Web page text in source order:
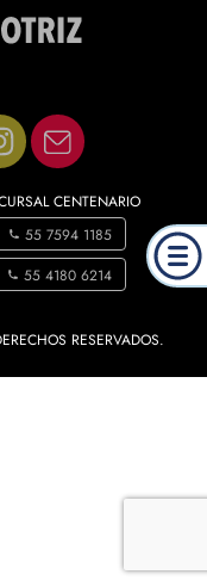
CENTENARIO
55 7594 1185
55 4180 6214
RESERVADOS.